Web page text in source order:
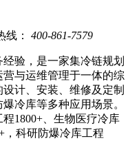
线： 400-861-7579
验，是一家集冷链规划
与运维管理于一体的综
计、安装、维修及定制
冷库等多种应用场景。
1800+、生物医疗冷库
，科研防爆冷库工程